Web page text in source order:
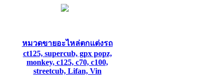
หมวดขายอะไหล่ตกแต่งรถ
ct125, supercub, gpx popz,
monkey, c125, c70, c100,
streetcub, Lifan, Vin